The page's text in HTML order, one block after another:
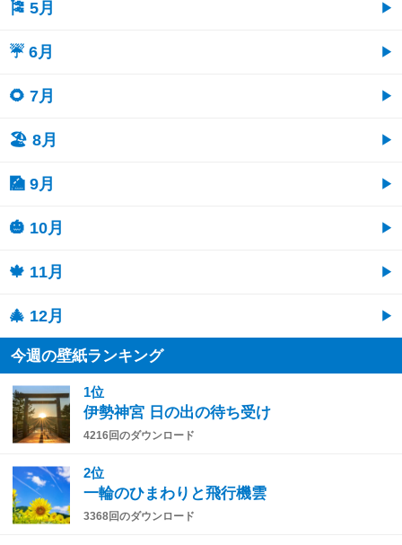
🎏 5月
☔ 6月
🌻 7月
🏖 8月
🎑 9月
🎃 10月
🍁 11月
🎄 12月
今週の壁紙ランキング
1位
伊勢神宮 日の出の待ち受け
4216回のダウンロード
2位
一輪のひまわりと飛行機雲
3368回のダウンロード